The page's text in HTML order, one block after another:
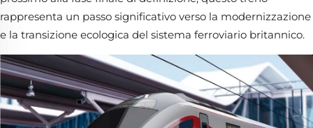
rappresenta un passo significativo verso la modernizzazione
e la transizione ecologica del sistema ferroviario britannico.